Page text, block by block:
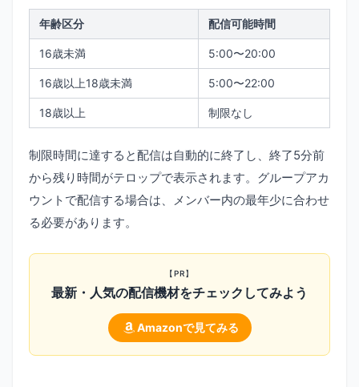
年齢区分 配信可能時間
16歳未満 5:00〜20:00
16歳以上18歳未満 5:00〜22:00
18歳以上 制限なし
制限時間に達すると配信は自動的に終了し、終了5分前
から残り時間がテロップで表示されます。グループアカ
ウントで配信する場合は、メンバー内の最年少に合わせ
る必要があります。
【PR】
最新・人気の配信機材をチェックしてみよう
Amazonで見てみる